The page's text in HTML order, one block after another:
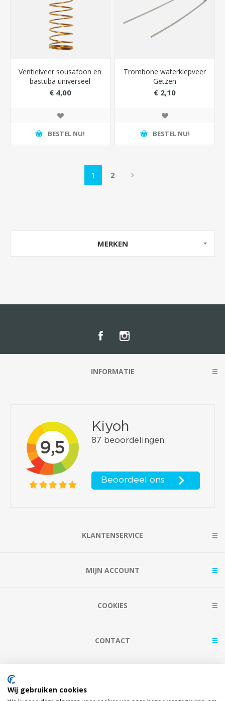
Ventielveer sousafoon en
bastuba universeel
€ 4,00
BESTEL NU!
Trombone waterklepveer
Getzen
€ 2,10
BESTEL NU!
1 2
MERKEN
INFORMATIE
KLANTENSERVICE
MIJN ACCOUNT
COOKIES
CONTACT
Wij gebruiken cookies